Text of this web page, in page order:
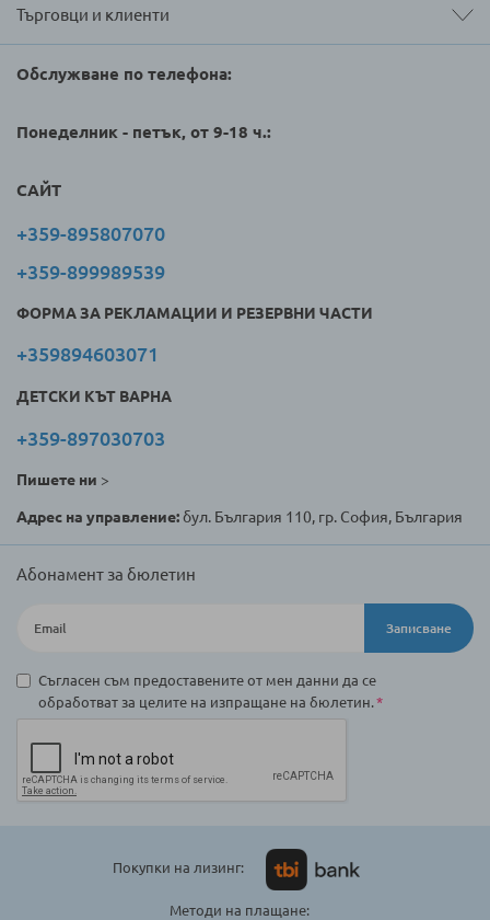
Търговци и клиенти
Обслужване по телефона:
Понеделник - петък, от 9-18 ч.:
САЙТ
+359-895807070
+359-899989539
ФОРМА ЗА РЕКЛАМАЦИИ И РЕЗЕРВНИ ЧАСТИ
+359894603071
ДЕТСКИ КЪТ ВАРНА
+359-897030703
Пишете ни >
Адрес на управление:бул. България 110, гр. София, България
Абонамент за бюлетин
Записване
Съгласен съм предоставените от мен данни да се
обработват за целите на изпращане на бюлетин.
Покупки на лизинг:
Методи на плащане: